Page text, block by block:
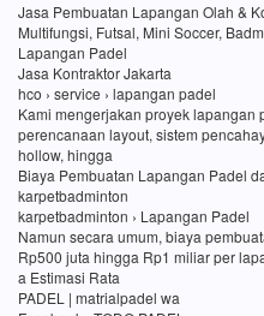
Jasa Pembuatan Lapangan Olah &
Multifungsi, Futsal, Mini Soccer,
Lapangan Padel
Jasa Kontraktor Jakarta
hco › service › lapangan padel
Kami mengerjakan proyek lapangan
perencanaan layout, sistem
hollow, hingga
Biaya Pembuatan Lapangan Padel
karpetbadminton
karpetbadminton › Lapangan Padel
Namun secara umum, biaya
Rp500 juta hingga Rp1 miliar per
a Estimasi Rata
PADEL | matrialpadel wa